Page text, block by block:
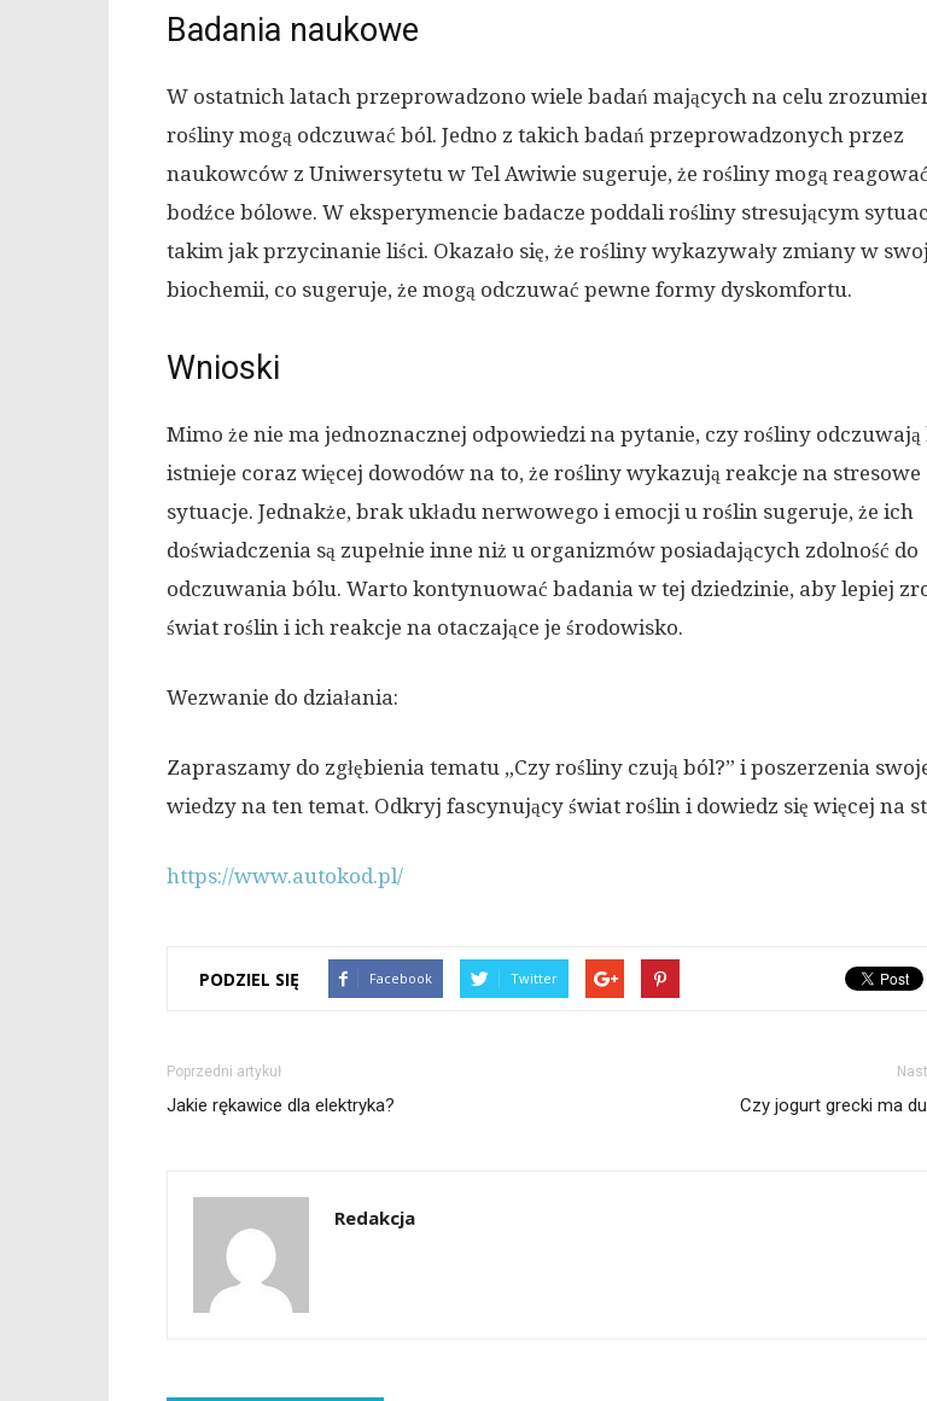
Badania naukowe
W ostatnich latach przeprowadzono wiele badań mających na celu
rośliny mogą odczuwać ból. Jedno z takich badań przeprowadzonych przez
naukowców z Uniwersytetu w Tel Awiwie sugeruje, że rośliny mogą
bodźce bólowe. W eksperymencie badacze poddali rośliny stresującym
takim jak przycinanie liści. Okazało się, że rośliny wykazywały zmiany w
biochemii, co sugeruje, że mogą odczuwać pewne formy dyskomfortu.
Wnioski
Mimo że nie ma jednoznacznej odpowiedzi na pytanie, czy rośliny odczuwają
istnieje coraz więcej dowodów na to, że rośliny wykazują reakcje na stresowe
sytuacje. Jednakże, brak układu nerwowego i emocji u roślin sugeruje, że ich
doświadczenia są zupełnie inne niż u organizmów posiadających zdolność do
odczuwania bólu. Warto kontynuować badania w tej dziedzinie, aby lepiej
świat roślin i ich reakcje na otaczające je środowisko.
Wezwanie do działania:
Zapraszamy do zgłębienia tematu „Czy rośliny czują ból?” i poszerzenia
wiedzy na ten temat. Odkryj fascynujący świat roślin i dowiedz się więcej na
https://www.autokod.pl/
PODZIEL SIĘ Facebook Twitter
Poprzedni artykuł
Jakie rękawice dla elektryka? Czy jogurt grecki ma
Redakcja